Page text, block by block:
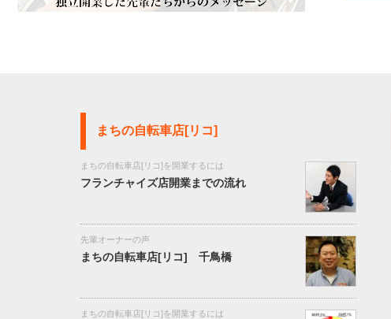
まちの自転車店[リコ]
まちの自転車店[リコ]を開業するには
フランチャイズ店開業までの流れ
先輩オーナーの声
まちの自転車店[リコ] 千鳥橋
まちの自転車店[リコ]を開業するには